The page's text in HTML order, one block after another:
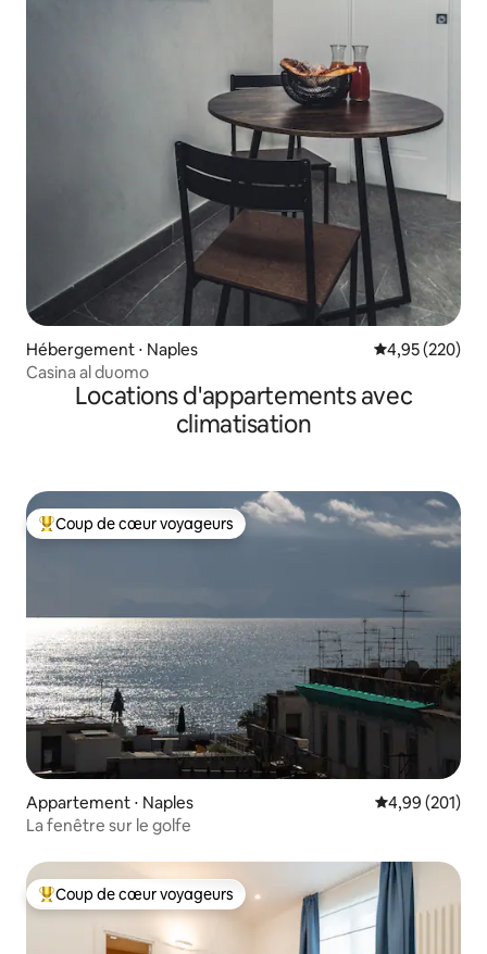
Hébergement ⋅ Naples Évaluation
4,95 (220)
Casina al duomo
Locations d'appartements avec
climatisation
Coups de cœur voyageurs les plus appréciés
Coup de cœur voyageurs
Appartement ⋅ Naples Évaluation
4,99 (201)
La fenêtre sur le golfe
Coups de cœur voyageurs les plus appréciés
Coup de cœur voyageurs